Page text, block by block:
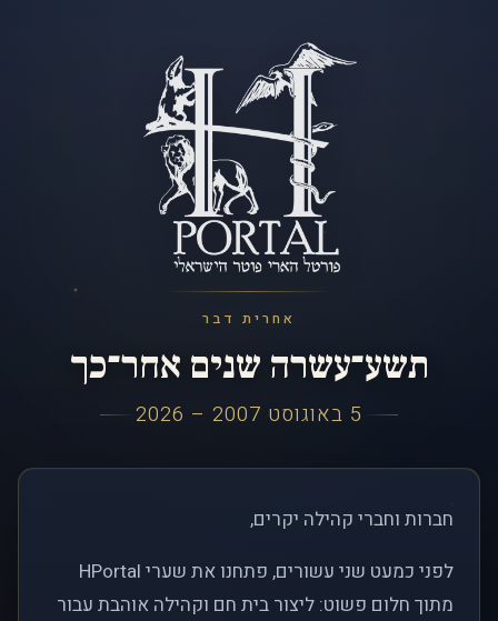
אחרית דבר
תשע־עשרה שנים אחר־כך
5 באוגוסט 2007 – 2026
חברות וחברי קהילה יקרים,
לפני כמעט שני עשורים, פתחנו את שערי HPortal
מתוך חלום פשוט: ליצור בית חם וקהילה אוהבת עבור